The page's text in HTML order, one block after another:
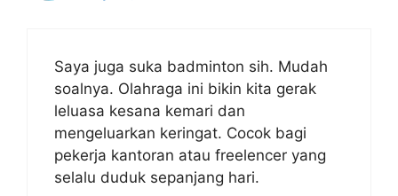
Saya juga suka badminton sih. Mudah
soalnya. Olahraga ini bikin kita gerak
leluasa kesana kemari dan
mengeluarkan keringat. Cocok bagi
pekerja kantoran atau freelencer yang
selalu duduk sepanjang hari.